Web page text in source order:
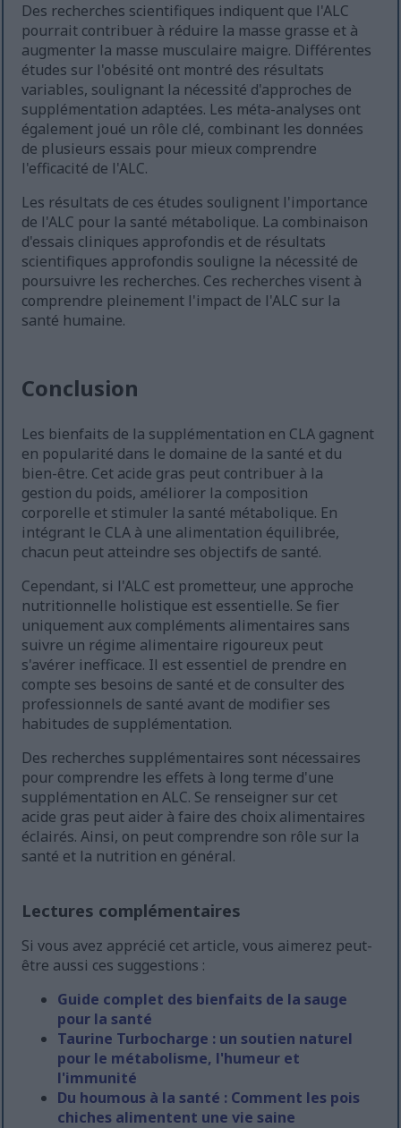
Des recherches scientifiques indiquent que l'ALC
pourrait contribuer à réduire la masse grasse et à
augmenter la masse musculaire maigre. Différentes
études sur l'obésité ont montré des résultats
variables, soulignant la nécessité d'approches de
supplémentation adaptées. Les méta-analyses ont
également joué un rôle clé, combinant les données
de plusieurs essais pour mieux comprendre
l'efficacité de l'ALC.
Les résultats de ces études soulignent l'importance
de l'ALC pour la santé métabolique. La combinaison
d'essais cliniques approfondis et de résultats
scientifiques approfondis souligne la nécessité de
poursuivre les recherches. Ces recherches visent à
comprendre pleinement l'impact de l'ALC sur la
santé humaine.
Conclusion
Les bienfaits de la supplémentation en CLA gagnent
en popularité dans le domaine de la santé et du
bien-être. Cet acide gras peut contribuer à la
gestion du poids, améliorer la composition
corporelle et stimuler la santé métabolique. En
intégrant le CLA à une alimentation équilibrée,
chacun peut atteindre ses objectifs de santé.
Cependant, si l'ALC est prometteur, une approche
nutritionnelle holistique est essentielle. Se fier
uniquement aux compléments alimentaires sans
suivre un régime alimentaire rigoureux peut
s'avérer inefficace. Il est essentiel de prendre en
compte ses besoins de santé et de consulter des
professionnels de santé avant de modifier ses
habitudes de supplémentation.
Des recherches supplémentaires sont nécessaires
pour comprendre les effets à long terme d'une
supplémentation en ALC. Se renseigner sur cet
acide gras peut aider à faire des choix alimentaires
éclairés. Ainsi, on peut comprendre son rôle sur la
santé et la nutrition en général.
Lectures complémentaires
Si vous avez apprécié cet article, vous aimerez peut-
être aussi ces suggestions :
Guide complet des bienfaits de la sauge
pour la santé
Taurine Turbocharge : un soutien naturel
pour le métabolisme, l'humeur et
l'immunité
Du houmous à la santé : Comment les pois
chiches alimentent une vie saine